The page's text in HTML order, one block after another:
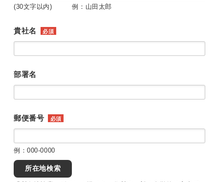
(30文字以内) 例：山田太郎
貴社名 必須
部署名
郵便番号 必須
例：000-0000
所在地検索